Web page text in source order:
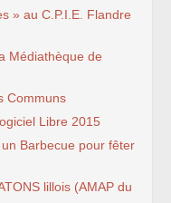
» au C.P.I.E. Flandre
Médiathèque de
Communs
Libre 2015
Barbecue pour fêter
lillois (AMAP du